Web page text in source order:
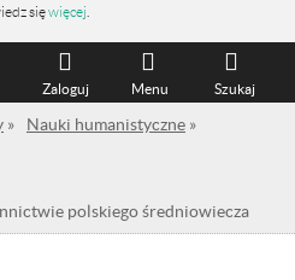
sięwięcej
Szukaj
Menu
Zaloguj
» Nauki humanistyczne »
polskiego średniowiecza